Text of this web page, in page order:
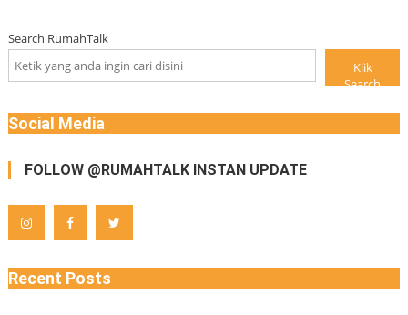
Search RumahTalk
Klik
Search
Social Media
FOLLOW @RUMAHTALK INSTAN UPDATE
Recent Posts